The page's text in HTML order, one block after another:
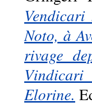
Noto, à
rivage
Elorine.